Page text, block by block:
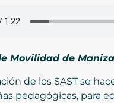
Movilidad de
de los SAST se
pedagógicas, para